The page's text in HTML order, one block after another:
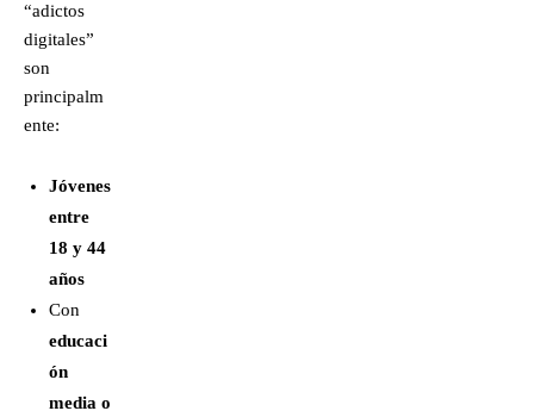
“adictos
digitales”
son
principalm
ente:
Jóvenes
entre
18 y 44
años
Con
educaci
ón
media o